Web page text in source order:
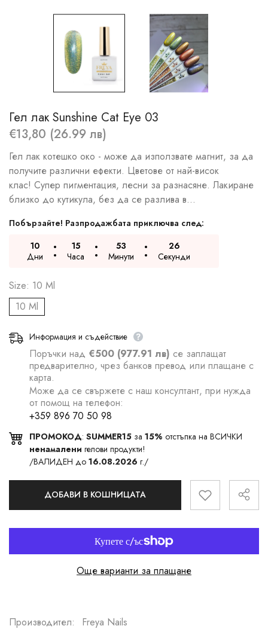
Гел лак Sunshine Cat Eye 03
€13,80 (26.99 лв)
Гел лак котешко око - може да използвате магнит, за да
получите различни ефекти. Цветове от най-висок
клас! Супер пигментация, лесни за разнасяне. Лакиране
близко до кутикула, без да се разлива в...
Побързайте! Разпродажбата приключва след:
10
Дни
15
Часа
53
Минути
25
Секунди
Size: 10 Ml
10 Ml
Информация и съдействие
Поръчки над €500 (977.91 лв) се заплащат
предварително, чрез банков превод или плащане с
карта.
Може да се свържете с наш консултант, при нужда
от помощ на телефон:
+359 896 70 50 98
ПРОМОКОД: SUMMER15 за 15% отстъпка на ВСИЧКИ
ненамалени гелови продукти!
/ВАЛИДЕН до 16.08.2026 г./
ДОБАВИ В КОШНИЦАТА
Още варианти за плащане
Производител: Freya Nails